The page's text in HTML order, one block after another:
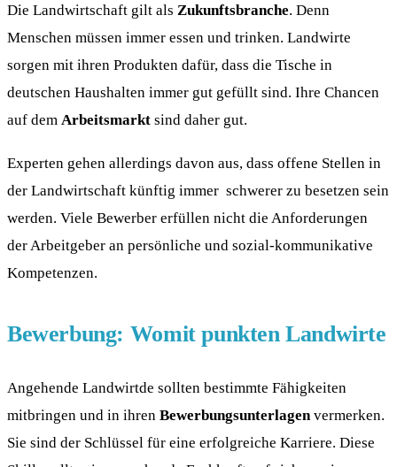
Die Landwirtschaft gilt als Zukunftsbranche. Denn
Menschen müssen immer essen und trinken. Landwirte
sorgen mit ihren Produkten dafür, dass die Tische in
deutschen Haushalten immer gut gefüllt sind. Ihre Chancen
auf dem Arbeitsmarkt sind daher gut.
Experten gehen allerdings davon aus, dass offene Stellen in
der Landwirtschaft künftig immer schwerer zu besetzen sein
werden. Viele Bewerber erfüllen nicht die Anforderungen
der Arbeitgeber an persönliche und sozial-kommunikative
Kompetenzen.
Bewerbung: Womit punkten Landwirte
Angehende Landwirtde sollten bestimmte Fähigkeiten
mitbringen und in ihren Bewerbungsunterlagenvermerken.
Sie sind der Schlüssel für eine erfolgreiche Karriere. Diese